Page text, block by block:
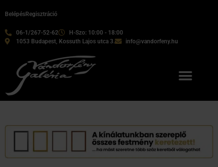
06-1/267-52-62
H-Szo: 10:00 - 18:00
1053 Budapest, Kossuth Lajos utca 3.
info@vandorfeny.hu
BelépésRegisztráció